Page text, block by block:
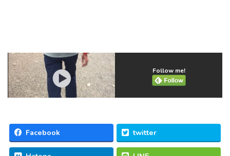
Follow me!
Facebook twitter